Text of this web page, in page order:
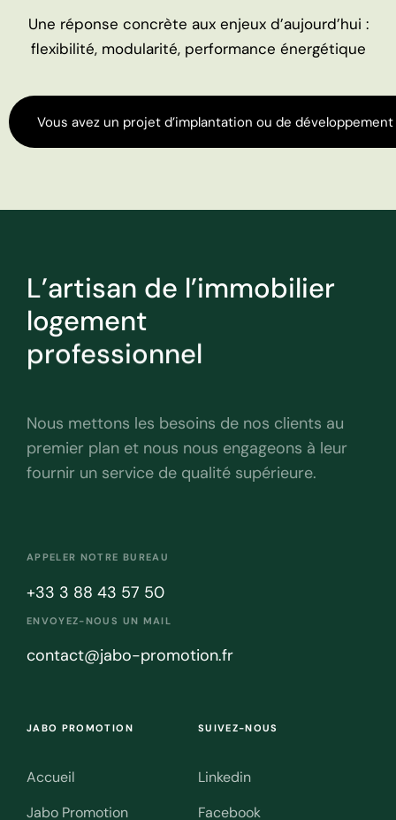
Une réponse concrète aux enjeux d’aujourd’hui :
flexibilité, modularité, performance énergétique
Vous avez un projet d’implantation ou de développement
L’artisan de l’immobilier
logement
professionnel
Nous mettons les besoins de nos clients au
premier plan et nous nous engageons à leur
fournir un service de qualité supérieure.
APPELER NOTRE BUREAU
+33 3 88 43 57 50
ENVOYEZ-NOUS UN MAIL
contact@jabo-promotion.fr
JABO PROMOTION
Accueil
Jabo Promotion
SUIVEZ-NOUS
Linkedin
Facebook